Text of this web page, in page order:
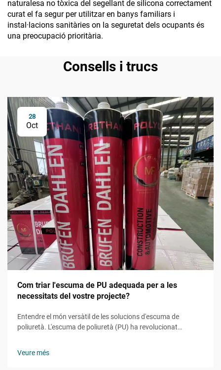
naturalesa no tòxica del segellant de silicona correctament
curat el fa segur per utilitzar en banys familiars i
instal·lacions sanitàries on la seguretat dels ocupants és
una preocupació prioritària.
Consells i trucs
28
Oct
Com triar l'escuma de PU adequada per a les
necessitats del vostre projecte?
Entendre el món versàtil de les solucions d'escuma de
poliuretà. L'escuma de poliuretà (PU) ha revolucionat
Veure més